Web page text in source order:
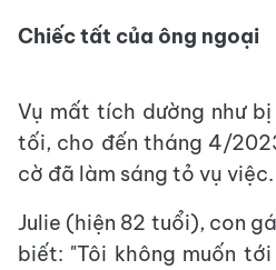
Chiếc tất của ông ngoại
Vụ mất tích dường như
tối, cho đến tháng 4/
cờ đã làm sáng tỏ vụ việc.
Julie (hiện 82 tuổi), con
biết: "Tôi không muốn